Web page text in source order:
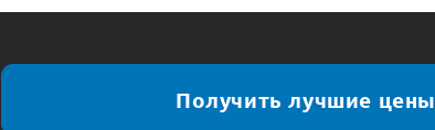
Получить лучшие цены